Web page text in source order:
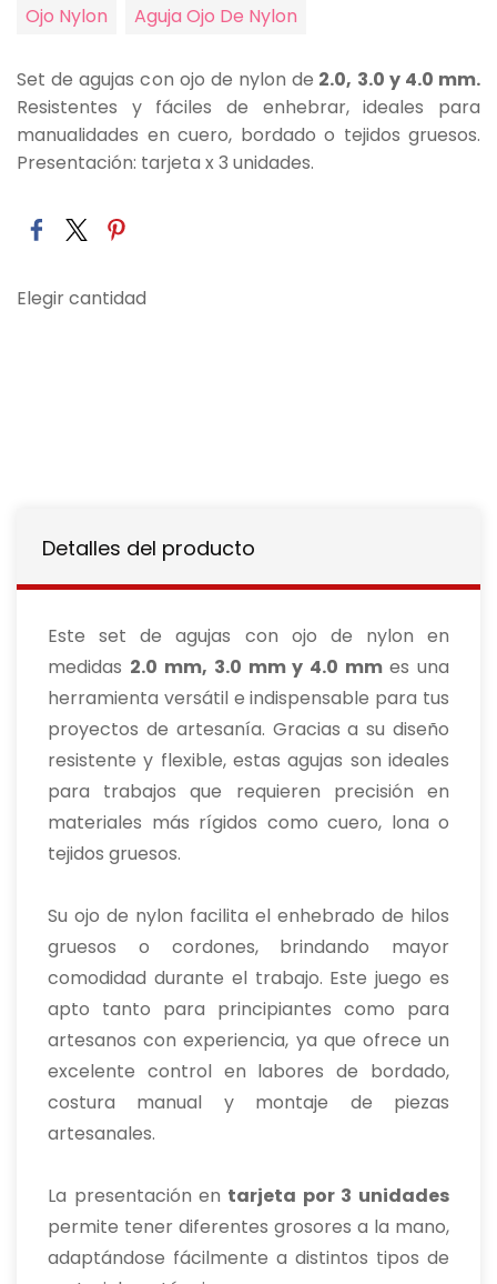
Ojo Nylon
Aguja Ojo De Nylon
Set de agujas con ojo de nylon de 2.0, 3.0 y 4.0 mm.
Resistentes y fáciles de enhebrar, ideales para
manualidades en cuero, bordado o tejidos gruesos.
Presentación: tarjeta x 3 unidades.
Elegir cantidad
Detalles del producto
Este set de agujas con ojo de nylon en
medidas 2.0 mm, 3.0 mm y 4.0 mmes una
herramienta versátil e indispensable para tus
proyectos de artesanía. Gracias a su diseño
resistente y flexible, estas agujas son ideales
para trabajos que requieren precisión en
materiales más rígidos como cuero, lona o
tejidos gruesos.
Su ojo de nylon facilita el enhebrado de hilos
gruesos o cordones, brindando mayor
comodidad durante el trabajo. Este juego es
apto tanto para principiantes como para
artesanos con experiencia, ya que ofrece un
excelente control en labores de bordado,
costura manual y montaje de piezas
artesanales.
La presentación en tarjeta por 3 unidades
permite tener diferentes grosores a la mano,
adaptándose fácilmente a distintos tipos de